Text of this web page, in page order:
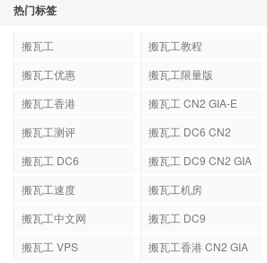
热门标签
搬瓦工 搬瓦工教程
搬瓦工优惠
搬瓦工限量版
搬瓦工香港
搬瓦工 CN2 GIA-E
搬瓦工测评
搬瓦工 DC6 CN2
搬瓦工 DC6
搬瓦工 DC9 CN2 GIA
搬瓦工速度
搬瓦工机房
搬瓦工中文网
搬瓦工 DC9
搬瓦工 VPS
搬瓦工香港 CN2 GIA